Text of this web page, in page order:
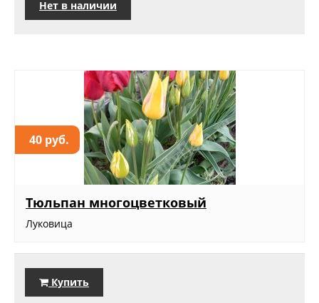
Нет в наличии
40 руб.
Тюльпан многоцветковый
Луковица
Купить